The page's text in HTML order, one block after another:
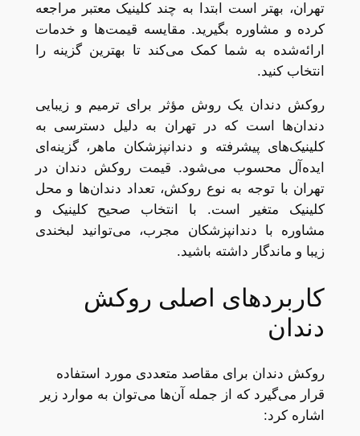
تهران، بهتر است ابتدا به چند کلینیک معتبر مراجعه
کرده و مشاوره بگیرید. مقایسه قیمت‌ها و خدمات
ارائه‌شده به شما کمک می‌کند تا بهترین گزینه را
انتخاب کنید.
روکش دندان یک روش مؤثر برای ترمیم و زیبایی
دندان‌ها است که در تهران به دلیل دسترسی به
کلینیک‌های پیشرفته و دندانپزشکان ماهر، گزینه‌ای
ایده‌آل محسوب می‌شود. قیمت روکش دندان در
تهران با توجه به نوع روکش، تعداد دندان‌ها و محل
کلینیک متغیر است. با انتخاب صحیح کلینیک و
مشاوره با دندانپزشکان مجرب، می‌توانید لبخندی
زیبا و ماندگار داشته باشید.
کاربردهای اصلی روکش
دندان
روکش دندان برای مقاصد متعددی مورد استفاده
قرار می‌گیرد که از جمله آن‌ها می‌توان به موارد زیر
اشاره کرد: